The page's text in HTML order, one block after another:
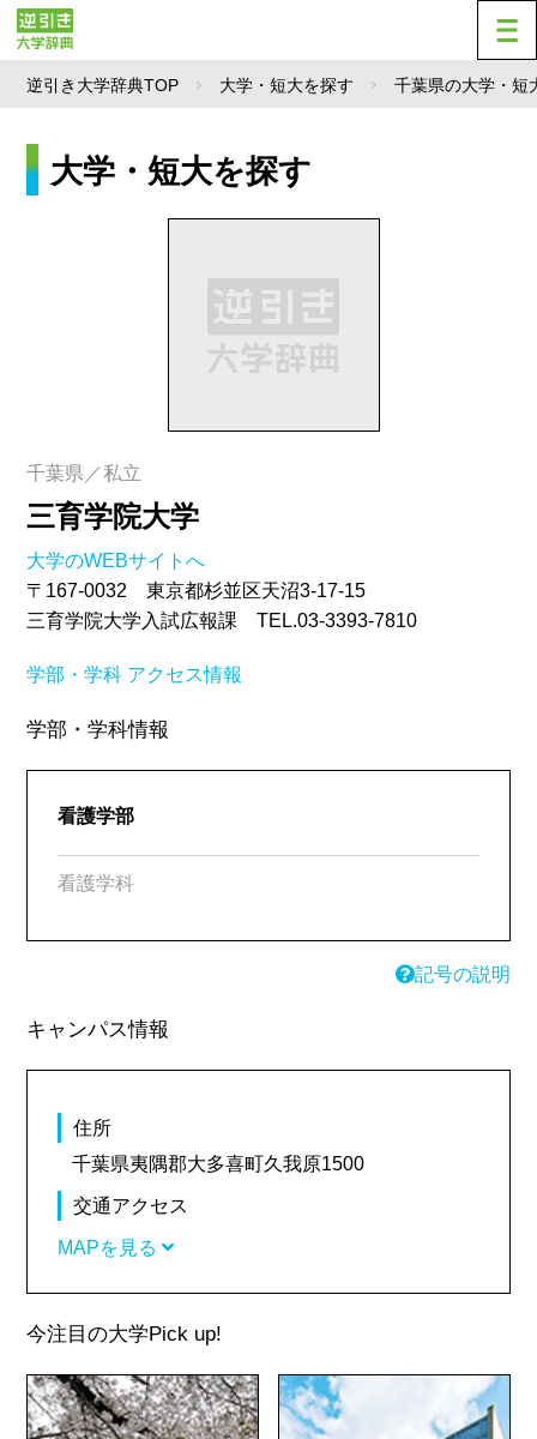
逆引き大学辞典TOP 大学・短大を探す 千葉県の大学・短
大学・短大を探す
千葉県／私立
三育学院大学
大学のWEBサイトへ
〒167-0032 東京都杉並区天沼3-17-15
三育学院大学入試広報課 TEL.03-3393-7810
学部・学科 アクセス情報
学部・学科情報
看護学部
看護学科
記号の説明
キャンパス情報
住所
千葉県夷隅郡大多喜町久我原1500
交通アクセス
MAPを見る
今注目の大学Pick up!